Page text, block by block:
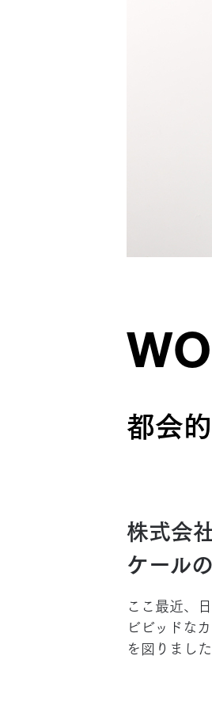
都会
株式会
ケール
ここ最近、
ビビッドな
を図りました